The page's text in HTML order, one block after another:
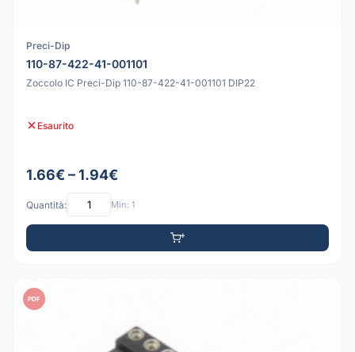
Preci-Dip
110-87-422-41-001101
Zoccolo IC Preci-Dip 110-87-422-41-001101 DIP22
Esaurito
1.66€ – 1.94€
Quantità: Min: 1
PDF